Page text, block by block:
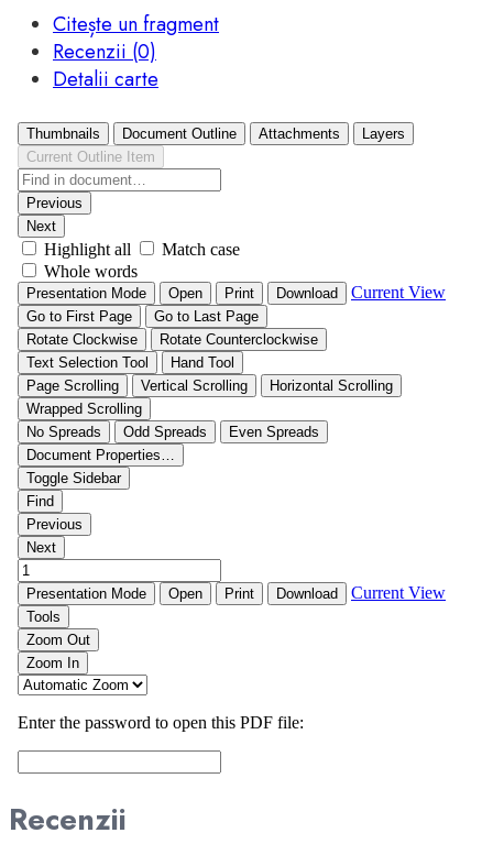
Citește un fragment
Recenzii (0)
Detalii carte
Recenzii